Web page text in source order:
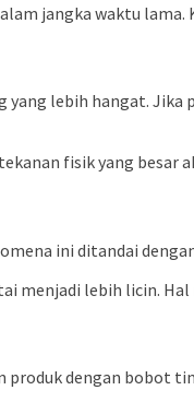
jangka waktu
lebih hangat.
fisik yang besar
ini ditandai
menjadi lebih licin.
dengan bobot